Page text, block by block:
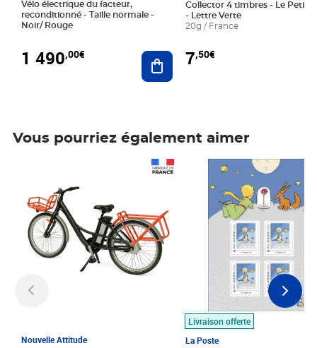
Vélo électrique du facteur,
reconditionné - Taille normale -
Noir/ Rouge
1 490,00€ Ajouter au panier
Collector 4 timbres - Le Petit
- Lettre Verte
20g / France
7,50€
Vous pourriez également aimer
Nouvelle Attitude
Livraison offerte
La Poste
Prix 7,50€